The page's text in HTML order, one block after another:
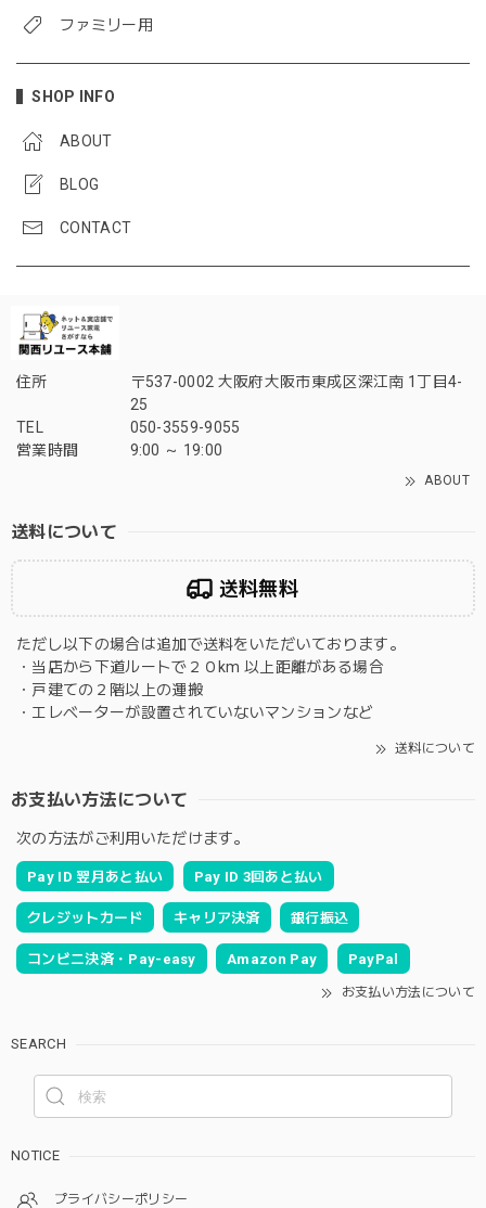
ファミリー用
SHOP INFO
ABOUT
BLOG
CONTACT
住所
〒537-0002 大阪府大阪市東成区深江南 1丁目4-
25
TEL
050-3559-9055
営業時間
9:00 ～ 19:00
ABOUT
送料について
送料無料
ただし以下の場合は追加で送料をいただいております。
・当店から下道ルートで２０km 以上距離がある場合
・戸建ての２階以上の運搬
・エレベーターが設置されていないマンションなど
送料について
お支払い方法について
次の方法がご利用いただけます。
Pay ID 翌月あと払い Pay ID 3回あと払い
クレジットカード キャリア決済 銀行振込
コンビニ決済・Pay-easy Amazon Pay PayPal
お支払い方法について
SEARCH
NOTICE
プライバシーポリシー